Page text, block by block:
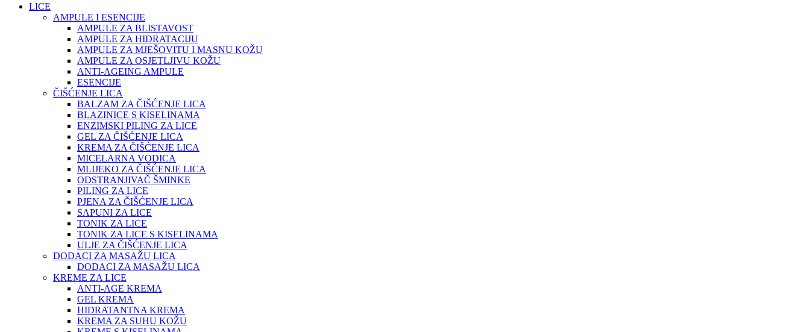
LICE
AMPULE I ESENCIJE
AMPULE ZA BLISTAVOST
AMPULE ZA HIDRATACIJU
AMPULE ZA MJEŠOVITU I MASNU KOŽU
AMPULE ZA OSJETLJIVU KOŽU
ANTI-AGEING AMPULE
ESENCIJE
ČIŠĆENJE LICA
BALZAM ZA ČIŠĆENJE LICA
BLAZINICE S KISELINAMA
ENZIMSKI PILING ZA LICE
GEL ZA ČIŠĆENJE LICA
KREMA ZA ČIŠĆENJE LICA
MICELARNA VODICA
MLIJEKO ZA ČIŠĆENJE LICA
ODSTRANJIVAČ ŠMINKE
PILING ZA LICE
PJENA ZA ČIŠĆENJE LICA
SAPUNI ZA LICE
TONIK ZA LICE
TONIK ZA LICE S KISELINAMA
ULJE ZA ČIŠĆENJE LICA
DODACI ZA MASAŽU LICA
DODACI ZA MASAŽU LICA
KREME ZA LICE
ANTI-AGE KREMA
GEL KREMA
HIDRATANTNA KREMA
KREMA ZA SUHU KOŽU